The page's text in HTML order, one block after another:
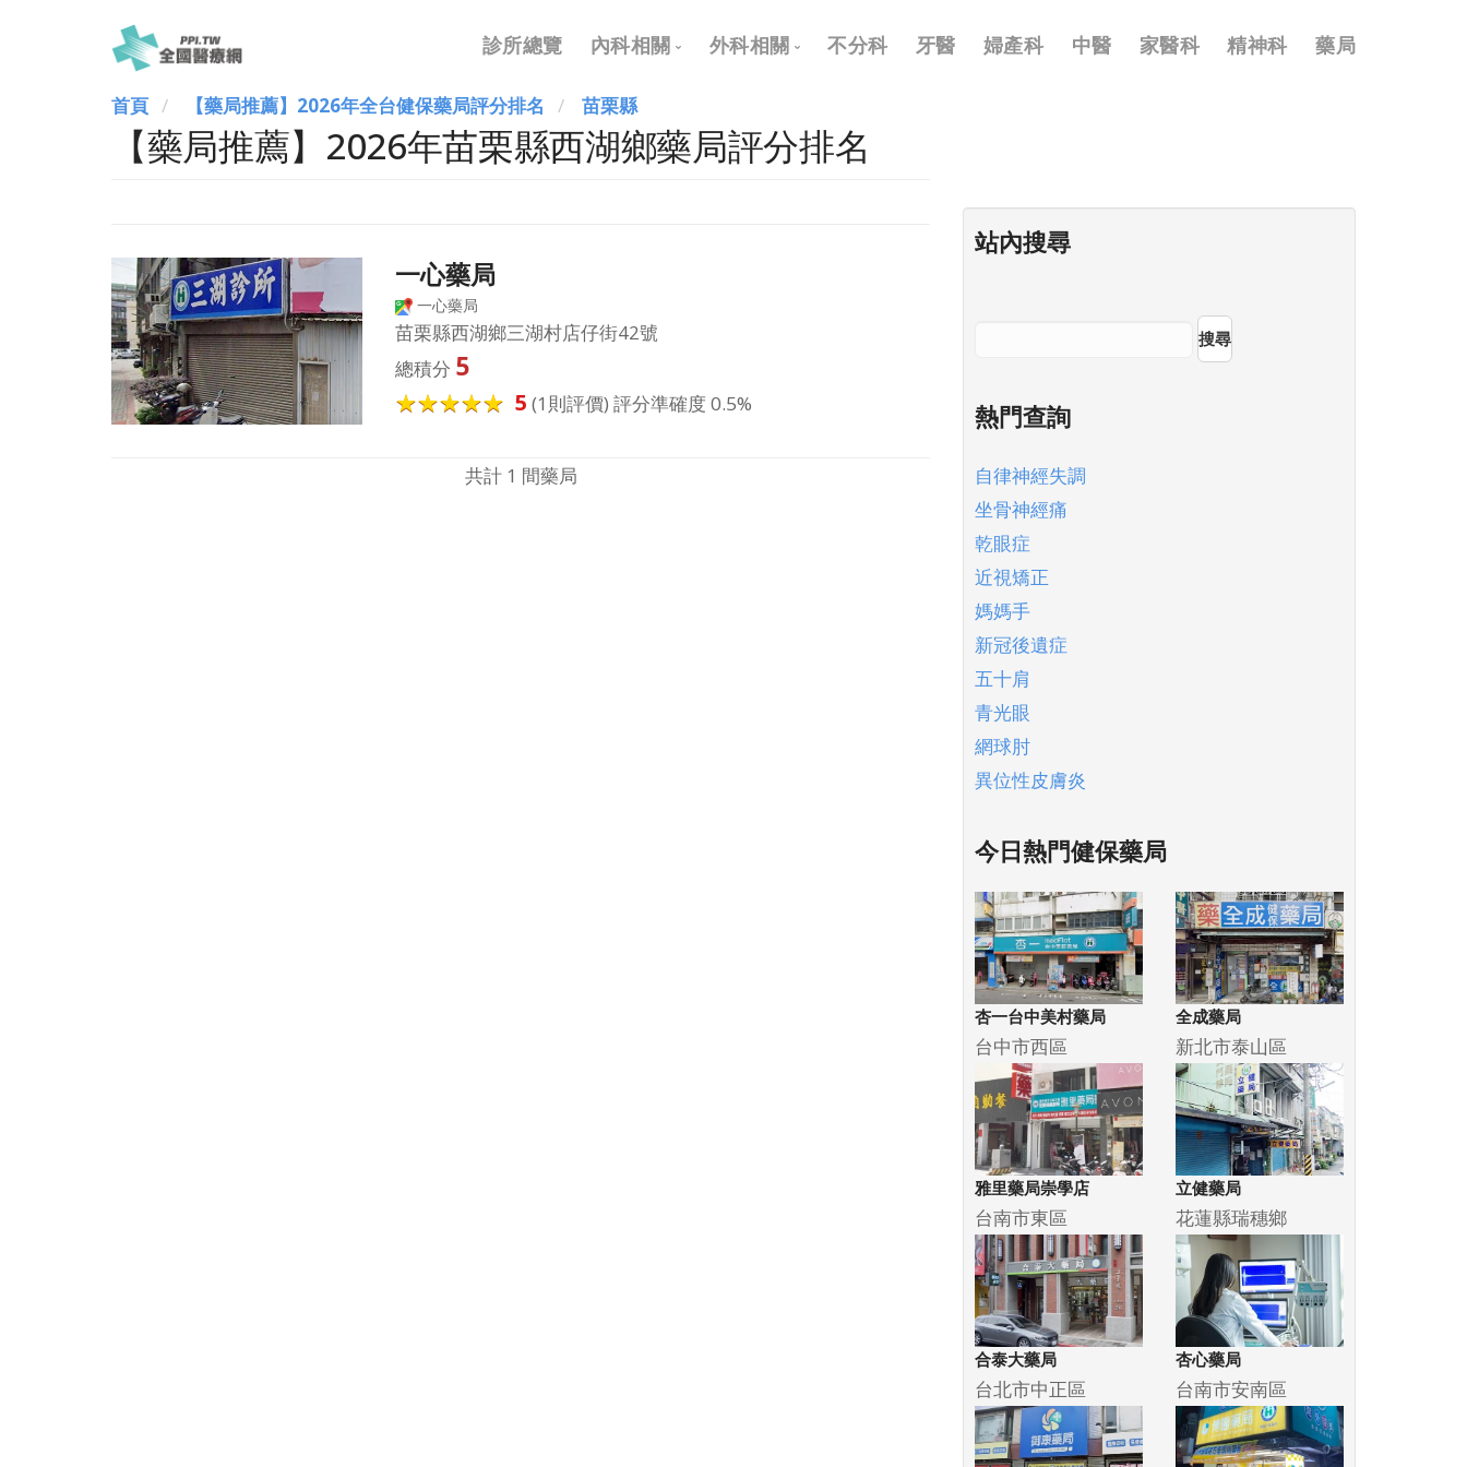
Main
navigation
診所總覽 內科相關
內科
兒科
外科相關
外科
耳鼻喉科
不分科 牙醫 婦產科 中醫 家醫科 精神科 藥局
首頁 【藥局推薦】2026年全台健保藥局評分排名 苗栗縣
【藥局推薦】2026年苗栗縣西湖鄉藥局評分排名
一心藥局
一心藥局
苗栗縣西湖鄉三湖村店仔街42號
總積分 5
5 (1則評價) 評分準確度 0.5%
共計 1 間藥局
站內搜尋
搜尋
熱門查詢
自律神經失調
坐骨神經痛
乾眼症
近視矯正
媽媽手
新冠後遺症
五十肩
青光眼
網球肘
異位性皮膚炎
今日熱門健保藥局
杏一台中美村藥局
台中市西區
全成藥局
新北市泰山區
雅里藥局崇學店
台南市東區
立健藥局
花蓮縣瑞穗鄉
合泰大藥局
台北市中正區
杏心藥局
台南市安南區